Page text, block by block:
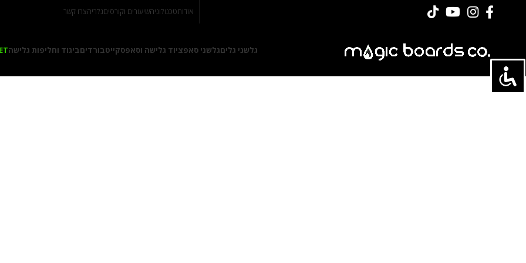
אודותטכנולוגיהשיעורים וקורסיםגלריהצרו קשר
גלשני גליםגלשני סאפציוד גלישה וסאפסקייטבורדיםביגוד וחליפות גלישה